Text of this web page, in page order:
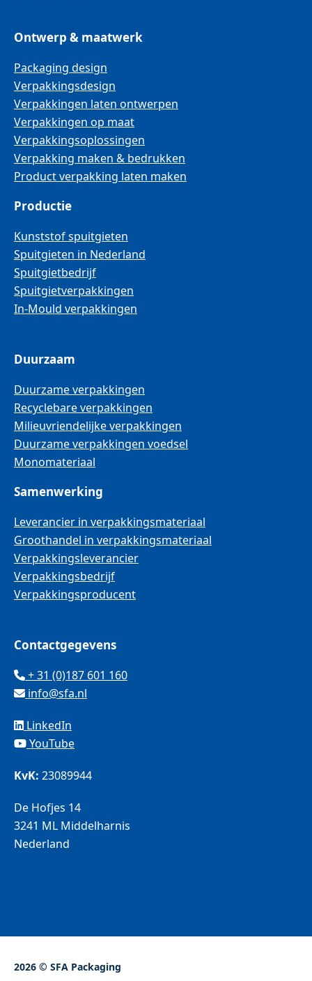
Ontwerp & maatwerk
Packaging design
Verpakkingsdesign
Verpakkingen laten ontwerpen
Verpakkingen op maat
Verpakkingsoplossingen
Verpakking maken & bedrukken
Product verpakking laten maken
Productie
Kunststof spuitgieten
Spuitgieten in Nederland
Spuitgietbedrijf
Spuitgietverpakkingen
In-Mould verpakkingen
Duurzaam
Duurzame verpakkingen
Recyclebare verpakkingen
Milieuvriendelijke verpakkingen
Duurzame verpakkingen voedsel
Monomateriaal
Samenwerking
Leverancier in verpakkingsmateriaal
Groothandel in verpakkingsmateriaal
Verpakkingsleverancier
Verpakkingsbedrijf
Verpakkingsproducent
Contactgegevens
+ 31 (0)187 601 160
info@sfa.nl
LinkedIn
YouTube
KvK: 23089944
De Hofjes 14
3241 ML Middelharnis
Nederland
2026 © SFA Packaging